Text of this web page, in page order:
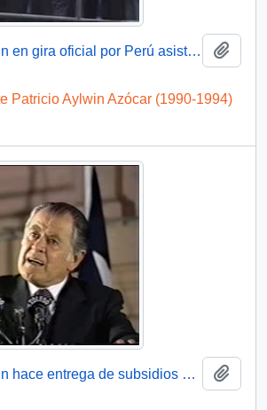
Presidente Aylwin en gira oficial por Perú asiste a ceremonia militar con motivo del cambio de mando presidencial: video
Patricio Aylwin Azócar (1990-1994)
Presidente Aylwin hace entrega de subsidios habitacionales : video